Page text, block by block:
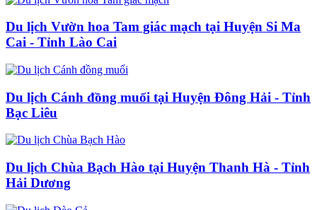
Du lịch Vườn hoa Tam giác mạch tại Huyện Si Ma
Cai - Tỉnh Lào Cai
Du lịch Cánh đồng muối tại Huyện Đông Hải - Tỉnh
Bạc Liêu
Du lịch Chùa Bạch Hào tại Huyện Thanh Hà - Tỉnh
Hải Dương